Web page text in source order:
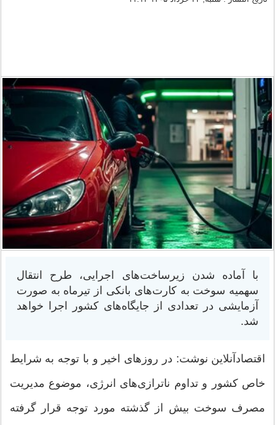
با آماده شدن زیرساخت‌های اجرایی، طرح انتقال
سهمیه سوخت به کارت‌های بانکی از تیرماه به صورت
آزمایشی در تعدادی از جایگاه‌های کشور اجرا خواهد
شد.
اقتصادآنلاین نوشت: در روزهای اخیر و با توجه به شرایط
خاص کشور و تداوم ناترازی‌های انرژی، موضوع مدیریت
مصرف سوخت بیش از گذشته مورد توجه قرار گرفته